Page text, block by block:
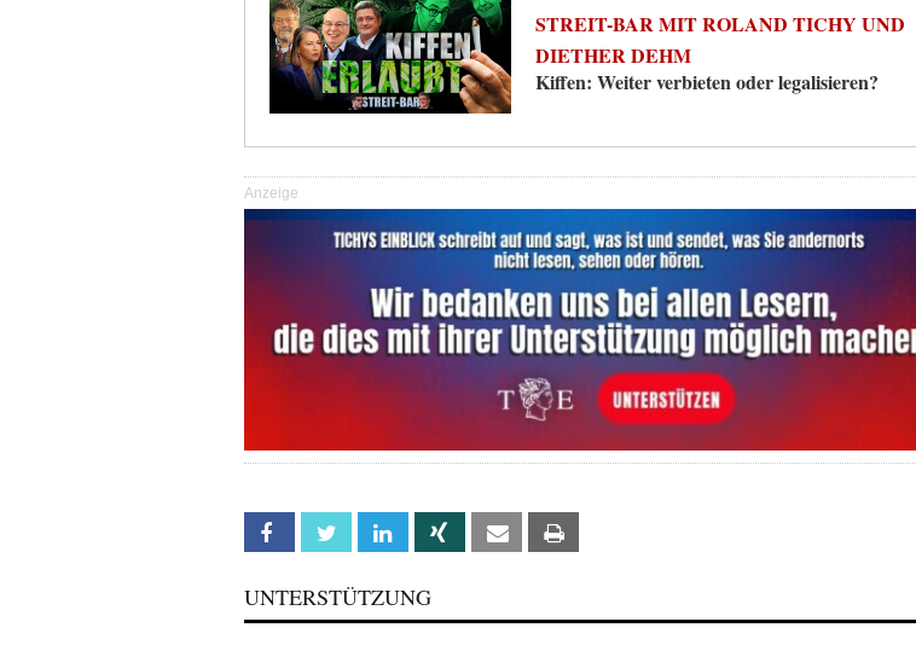
STREIT-BAR MIT ROLAND TICHY UND
DIETHER DEHM
Kiffen: Weiter verbieten oder legalisieren?
Anzeige
Facebook Twitter Linkedin Xing Email
UNTERSTÜTZUNG